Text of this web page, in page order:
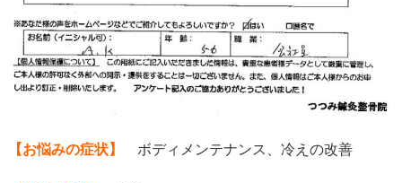
【お悩みの症状】 ボディメンテナンス、冷えの改善